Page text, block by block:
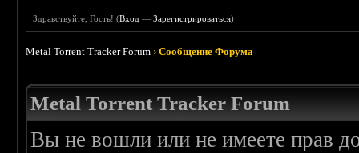
Здравствуйте, Гость! (Вход —Зарегистрироваться)
Metal Torrent Tracker Forum ›Сообщение Форума
Metal Torrent Tracker Forum
Вы не вошли или не имеете прав